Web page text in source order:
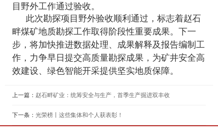
目野外工作通过验收。
此次勘探项目野外验收顺利通过，标志着赵石
畔煤矿地质勘探工作取得阶段性重要成果。下一
步，将加快推进数据处理、成果解释及报告编制工
作，力争早日提交高质量勘探成果，为矿井安全高
效建设、绿色智能开采提供坚实地质保障。
上一篇： 赵石畔矿业：统筹安全与生产，首季生产掘进双丰收
下一条： 光荣榜丨这些集体和个人获表彰！